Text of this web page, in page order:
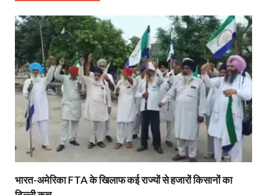
भारत-अमेरिका FTA के खिलाफ कई राज्यों से हजारों किसानों का